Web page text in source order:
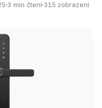
3 min čtení315 zobrazení